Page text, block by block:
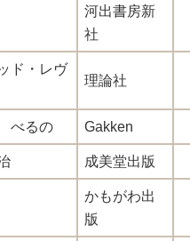
河出書房新
社
ド・レヴ
理論社
べるの Gakken
成美堂出版
かもがわ出
版